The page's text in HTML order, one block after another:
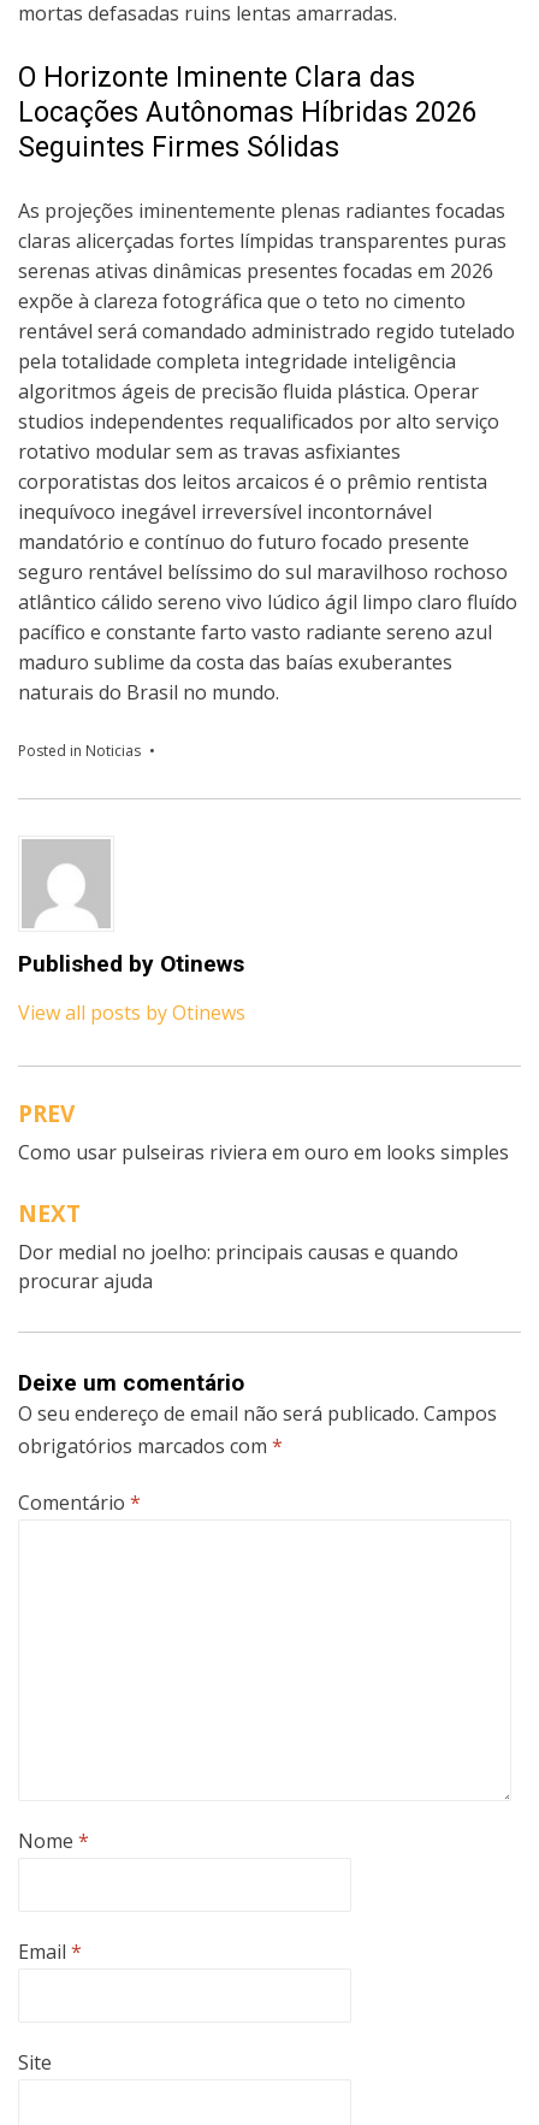
mortas defasadas ruins lentas amarradas.
O Horizonte Iminente Clara das
Locações Autônomas Híbridas 2026
Seguintes Firmes Sólidas
As projeções iminentemente plenas radiantes focadas
claras alicerçadas fortes límpidas transparentes puras
serenas ativas dinâmicas presentes focadas em 2026
expõe à clareza fotográfica que o teto no cimento
rentável será comandado administrado regido tutelado
pela totalidade completa integridade inteligência
algoritmos ágeis de precisão fluida plástica. Operar
studios independentes requalificados por alto serviço
rotativo modular sem as travas asfixiantes
corporatistas dos leitos arcaicos é o prêmio rentista
inequívoco inegável irreversível incontornável
mandatório e contínuo do futuro focado presente
seguro rentável belíssimo do sul maravilhoso rochoso
atlântico cálido sereno vivo lúdico ágil limpo claro fluído
pacífico e constante farto vasto radiante sereno azul
maduro sublime da costa das baías exuberantes
naturais do Brasil no mundo.
Posted in Noticias
Published by Otinews
View all posts by Otinews
Navegação
de
artigos
PREV
Como usar pulseiras riviera em ouro em looks simples
NEXT
Dor medial no joelho: principais causas e quando
procurar ajuda
Deixe um comentário
O seu endereço de email não será publicado. Campos
obrigatórios marcados com *
Comentário *
Nome *
Email *
Site